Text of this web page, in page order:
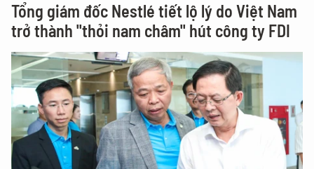
Tổng giám đốc Nestlé tiết lộ lý do Việt Nam
trở thành "thỏi nam châm" hút công ty FDI